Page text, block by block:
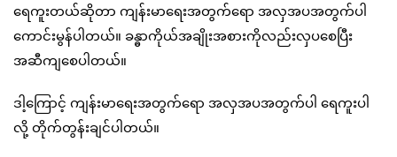
ရေကူးတယ်ဆိုတာ ကျန်းမာရေးအတွက်ရော အလှအပအတွက်ပါ
ကောင်းမွန်ပါတယ်။ ခန္ဓာကိုယ်အချိုးအစားကိုလည်းလှပစေပြီး
အဆီကျစေပါတယ်။
ဒါ့ကြောင့် ကျန်းမာရေးအတွက်ရော အလှအပအတွက်ပါ ရေကူးပါ
လို့ တိုက်တွန်းချင်ပါတယ်။